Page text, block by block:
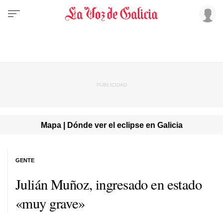
Mapa | Dónde ver el eclipse en Galicia
Julián Muñoz, ingresado en estado
«muy grave»
GENTE